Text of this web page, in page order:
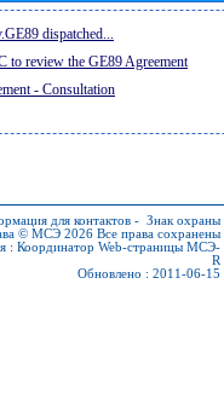
dispatched...
to review the GE89 Agreement
- Consultation
для контактов - Знак охраны
© МСЭ 2026 Все права сохранены
: Координатор Web-страницы МСЭ-
R
Обновлено : 2011-06-15